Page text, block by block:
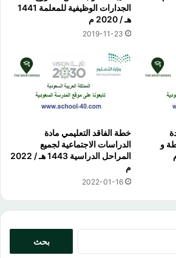
الجدارات الوظيفية للمعلمة 1441
هـ / 2020 م
2019-11-23
و
خطة الفاقد التعليمي مادة
الدراسات الاجتماعية لجميع
المراحل الدراسية 1443 هـ / 2022
م
2022-01-16